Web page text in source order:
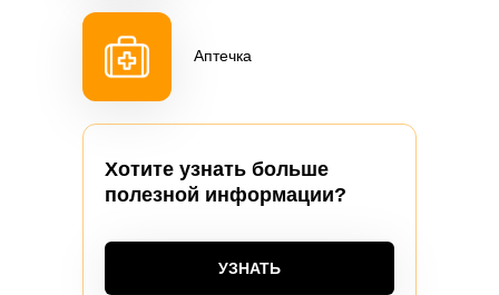
Аптечка
Хотите узнать больше
полезной информации?
УЗНАТЬ